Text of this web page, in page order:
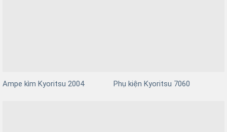
Ampe kìm Kyoritsu 2004 Phụ kiện Kyoritsu 7060